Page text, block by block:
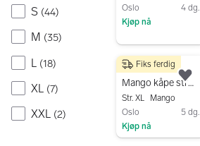
S (44)
M (35)
L (18)
XL (7)
XXL (2)
Oslo
4 dg.
Kjøp nå
Gå til annonsen
1 200 kr
Mango kåpe strXL
Str. XL
Mango
Oslo
5 dg.
Kjøp nå
Fiks ferdig